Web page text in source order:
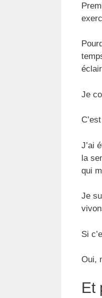
Je
J’ai
la
qui
Je
Si
Oui,
Et